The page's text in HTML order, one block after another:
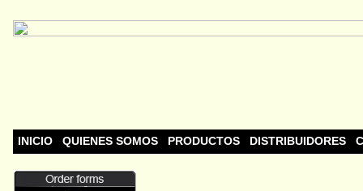
INICIO QUIENES SOMOS PRODUCTOS DISTRIBUIDORES